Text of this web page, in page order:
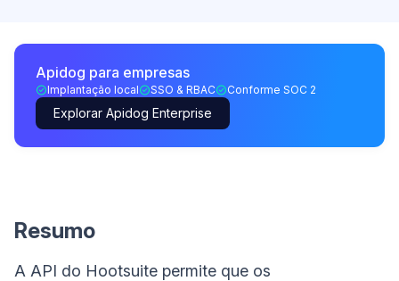
Apidog para empresas
Implantação local SSO & RBAC Conforme SOC 2
Explorar Apidog Enterprise
Resumo
A API do Hootsuite permite que os